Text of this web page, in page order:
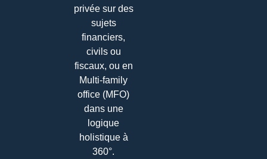
privée sur des
sujets
financiers,
civils ou
fiscaux, ou en
Multi-family
office (MFO)
dans une
logique
holistique à
360°.